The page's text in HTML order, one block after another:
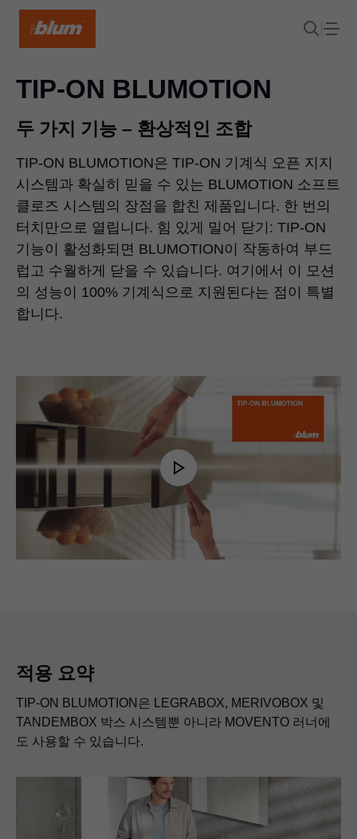
TIP-ON BLUMOTION
두 가지 기능 – 환상적인 조합
TIP-ON BLUMOTION은 TIP-ON 기계식 오픈 지지
시스템과 확실히 믿을 수 있는 BLUMOTION 소프트
클로즈 시스템의 장점을 합친 제품입니다. 한 번의
터치만으로 열립니다. 힘 있게 밀어 닫기: TIP-ON
기능이 활성화되면 BLUMOTION이 작동하여 부드
럽고 수월하게 닫을 수 있습니다. 여기에서 이 모션
의 성능이 100% 기계식으로 지원된다는 점이 특별
합니다.
Play
Video
적용 요약
TIP-ON BLUMOTION은 LEGRABOX, MERIVOBOX 및
TANDEMBOX 박스 시스템뿐 아니라 MOVENTO 러너에
도 사용할 수 있습니다.